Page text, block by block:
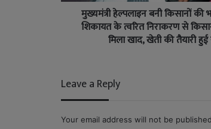
मुख्यमंत्री हेल्पलाइन बनी किसानों की
शिकायत के त्वरित निराकरण से
मिला खाद, खेती की तैयारी
Leave a Reply
Your email address will not be